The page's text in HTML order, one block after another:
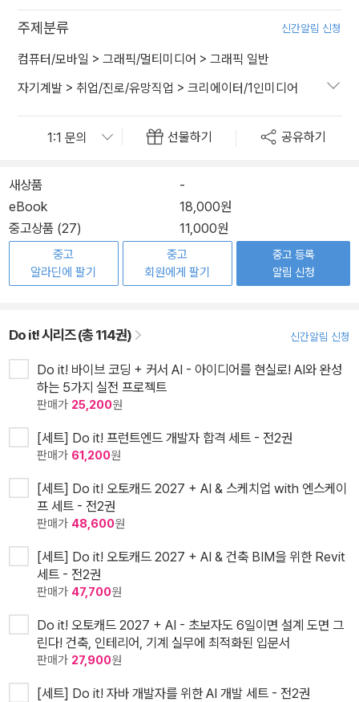
주제분류 신간알림 신청
컴퓨터/모바일 > 그래픽/멀티미디어 > 그래픽 일반
자기계발 > 취업/진로/유망직업 > 크리에이터/1인미디어
선물하기 공유하기
새상품
-
eBook
18,000원
중고상품 (27)
11,000원
중고
알라딘에 팔기
중고
회원에게 팔기
중고 등록
알림 신청
Do it! 시리즈 (총 114권) 신간알림 신청
Do it! 바이브 코딩 + 커서 AI - 아이디어를 현실로! AI와 완성
하는 5가지 실전 프로젝트
판매가 25,200원
[세트] Do it! 프런트엔드 개발자 합격 세트 - 전2권
판매가 61,200원
[세트] Do it! 오토캐드 2027 + AI & 스케치업 with 엔스케이
프 세트 - 전2권
판매가 48,600원
[세트] Do it! 오토캐드 2027 + AI & 건축 BIM을 위한 Revit
세트 - 전2권
판매가 47,700원
Do it! 오토캐드 2027 + AI - 초보자도 6일이면 설계 도면 그
린다! 건축, 인테리어, 기계 실무에 최적화된 입문서
판매가 27,900원
[세트] Do it! 자바 개발자를 위한 AI 개발 세트 - 전2권